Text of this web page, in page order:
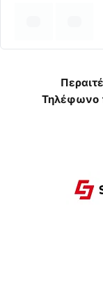
Τηλέφωνο